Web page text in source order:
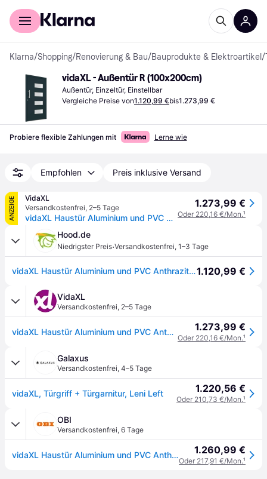
Für Shopper
Klarna/Shopping/Renovierung & Bau/Bauprodukte & Elektroartikel /
vidaXL - Außentür R (100x200cm)
Außentür, Einzeltür, Einstellbar
Vergleiche Preise von1.120,99 €bis1.273,99 €
Probiere flexible Zahlungen mit Lerne wie
Empfohlen Preis inklusive Versand
ANZEIGE
VidaXL
Versandkostenfrei, 2–5 Tage
vidaXL Haustür Aluminium und PVC Anthrazit 100x200 cm
1.273,99 €
Oder 220,16 €/Mon.¹
Hood.de
Niedrigster Preis·Versandkostenfrei, 1–3 Tage
vidaXL Haustür Aluminium und PVC Anthrazit 100x200 cm1.120,99 €
VidaXL
Versandkostenfrei, 2–5 Tage
vidaXL Haustür Aluminium und PVC Anthrazit 100x200 cm 1.273,99 €
Oder 220,16 €/Mon.¹
Galaxus
Versandkostenfrei, 4–5 Tage
vidaXL, Türgriff + Türgarnitur, Leni Left 1.220,56 €
Oder 210,73 €/Mon.¹
OBI
Versandkostenfrei, 6 Tage
vidaXL Haustür Aluminium und PVC Anthrazit 100x200 cm 3056827 1.260,99 €
Oder 217,91 €/Mon.¹